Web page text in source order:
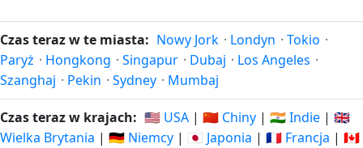
Czas teraz w te miasta: Nowy Jork · Londyn · Tokio ·
Paryż · Hongkong · Singapur · Dubaj · Los Angeles ·
Szanghaj · Pekin · Sydney · Mumbaj
Czas teraz w krajach: 🇺🇸 USA | 🇨🇳 Chiny | 🇮🇳 Indie | 🇬🇧
Wielka Brytania | 🇩🇪 Niemcy | 🇯🇵 Japonia | 🇫🇷 Francja | 🇨🇦